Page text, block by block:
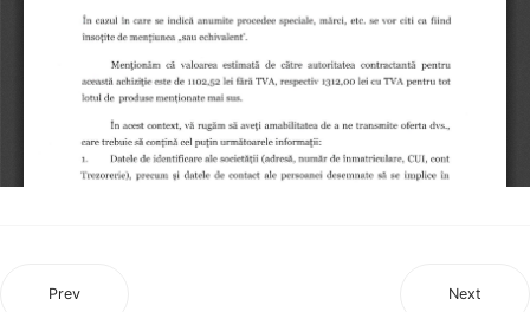
Prev Next